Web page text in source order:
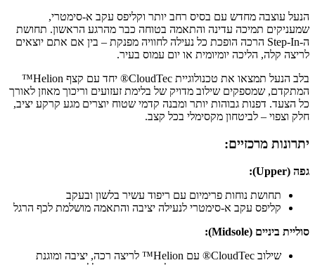
הנעל עוצבה מחדש עם בסיס רחב יותר וקליפס עקב א-סימטרי,
שמעניקים תמיכה עדינה והתאמה בטוחה כבר מהרגע הראשון. תחושת
ה-Step-In הרכה הופכת כל נעילה לחוויה מפנקת – בין אם אתם יוצאים
לריצה קלה, הליכה יומיומית או יום עמוס בעיר.
בלב הנעל תמצאו את טכנולוגיית CloudTec® יחד עם קצף Helion™
המתקדם, שמספקים שילוב מדויק של בלימת זעזועים וריכוך מאוזן לאורך
כל הצעד. דפנות גבוהות יותר ומבנה קדמי שטוח יוצרים מגע קרקע יציב,
חלק וצפוי – לביטחון מקסימלי בכל קצב.
יתרונות מרכזיים:
גפה (Upper):
תחושת נוחות פרימיום עם ריפוד עשיר בלשון ובעקב
קליפס עקב א-סימטרי לנעילה יציבה והתאמה מושלמת לכף הרגל
סוליית ביניים (Midsole):
שילוב CloudTec® עם Helion™ לריצה רכה, יציבה ומוגנת